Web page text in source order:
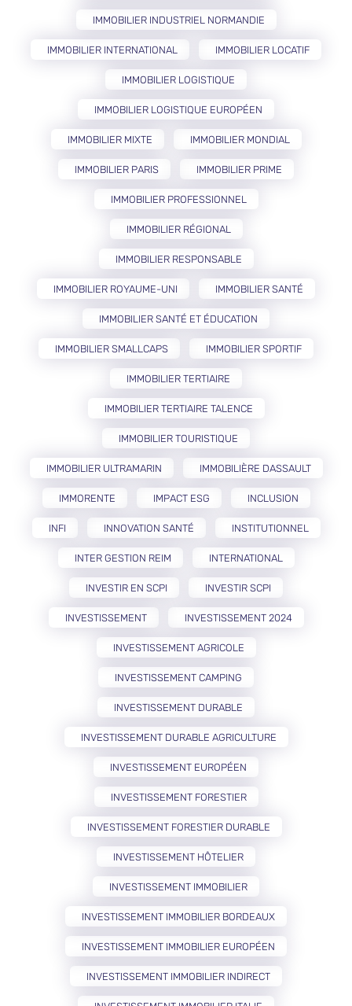
IMMOBILIER INDUSTRIEL NORMANDIE
IMMOBILIER INTERNATIONAL IMMOBILIER LOCATIF
IMMOBILIER LOGISTIQUE
IMMOBILIER LOGISTIQUE EUROPÉEN
IMMOBILIER MIXTE IMMOBILIER MONDIAL
IMMOBILIER PARIS IMMOBILIER PRIME
IMMOBILIER PROFESSIONNEL
IMMOBILIER RÉGIONAL
IMMOBILIER RESPONSABLE
IMMOBILIER ROYAUME-UNI IMMOBILIER SANTÉ
IMMOBILIER SANTÉ ET ÉDUCATION
IMMOBILIER SMALLCAPS IMMOBILIER SPORTIF
IMMOBILIER TERTIAIRE
IMMOBILIER TERTIAIRE TALENCE
IMMOBILIER TOURISTIQUE
IMMOBILIER ULTRAMARIN IMMOBILIÈRE DASSAULT
IMMORENTE IMPACT ESG INCLUSION
INFI INNOVATION SANTÉ INSTITUTIONNEL
INTER GESTION REIM INTERNATIONAL
INVESTIR EN SCPI INVESTIR SCPI
INVESTISSEMENT INVESTISSEMENT 2024
INVESTISSEMENT AGRICOLE
INVESTISSEMENT CAMPING
INVESTISSEMENT DURABLE
INVESTISSEMENT DURABLE AGRICULTURE
INVESTISSEMENT EUROPÉEN
INVESTISSEMENT FORESTIER
INVESTISSEMENT FORESTIER DURABLE
INVESTISSEMENT HÔTELIER
INVESTISSEMENT IMMOBILIER
INVESTISSEMENT IMMOBILIER BORDEAUX
INVESTISSEMENT IMMOBILIER EUROPÉEN
INVESTISSEMENT IMMOBILIER INDIRECT